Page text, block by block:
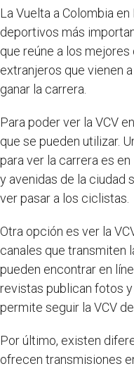
La Vuelta a Colombia
deportivos más
que reúne a los
extranjeros que vienen
ganar la carrera.
Para poder ver la VCV
que se pueden utilizar.
para ver la carrera es
y avenidas de la ciudad
ver pasar a los ciclistas.
Otra opción es ver la
canales que transmiten
pueden encontrar en
revistas publican fotos
permite seguir la VCV
Por último, existen
ofrecen transmisiones